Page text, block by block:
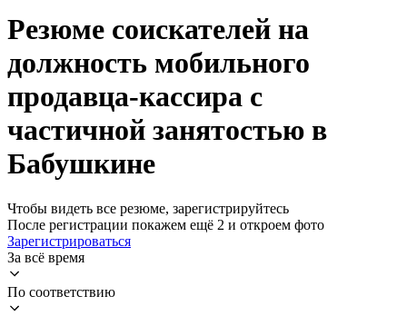
Резюме соискателей на
должность мобильного
продавца-кассира с
частичной занятостью в
Бабушкине
Чтобы видеть все резюме, зарегистрируйтесь
После регистрации покажем ещё 2 и откроем фото
Зарегистрироваться
За всё время
По соответствию